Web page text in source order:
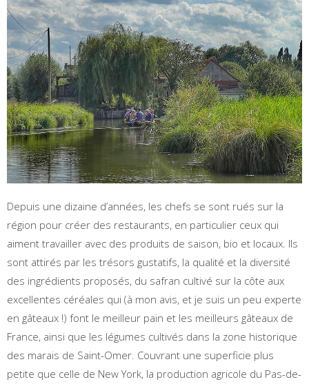
Depuis une dizaine d’années, les chefs se sont rués sur la
région pour créer des restaurants, en particulier ceux qui
aiment travailler avec des produits de saison, bio et locaux. Ils
sont attirés par les trésors gustatifs, la qualité et la diversité
des ingrédients proposés, du safran cultivé sur la côte aux
excellentes céréales qui (à mon avis, et je suis un peu experte
en gâteaux !) font le meilleur pain et les meilleurs gâteaux de
France, ainsi que les légumes cultivés dans la zone historique
des marais de Saint-Omer. Couvrant une superficie plus
petite que celle de New York, la production agricole du Pas-de-